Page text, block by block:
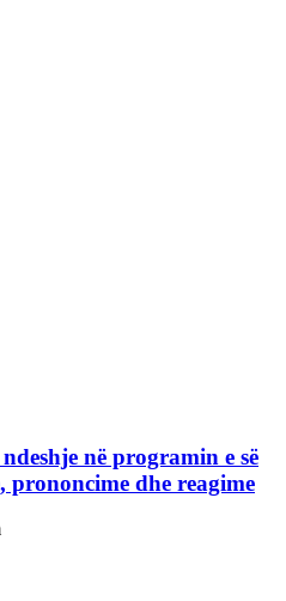
në programin e së
prononcime dhe reagime